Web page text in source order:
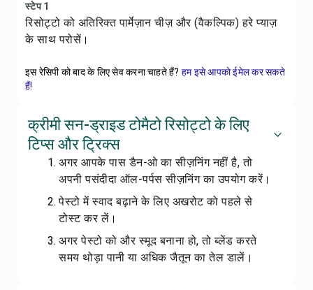
स्टेप 1
रिसोट्टो को अतिरिक्त पार्मेज़ान चीज़ और (वैकल्पिक) हरे प्याज़
के साथ परोसें।
इस रेसिपी को बाद के लिए सेव करना चाहते हैं? हम इसे आपको ईमेल कर सकते
हैं!
क्रीमी सन-ड्राइड टोमैटो रिसोट्टो के लिए
टिप्स और ट्रिक्स
अगर आपके पास डैन-ओ का सीज़निंग नहीं है, तो
अपनी पसंदीदा ऑल-पर्पस सीज़निंग का उपयोग करें।
पेस्टो में स्वाद बढ़ाने के लिए अखरोट को पहले से
टोस्ट कर लें।
अगर पेस्टो को और स्मूद बनाना हो, तो ब्लेंड करते
समय थोड़ा पानी या अधिक जैतून का तेल डालें।